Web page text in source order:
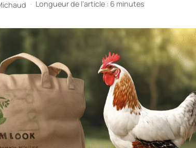
· Longueur de l’article : 6 minutes